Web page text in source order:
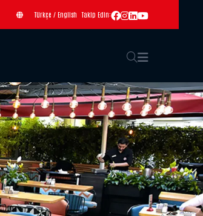
Türkçe / English Takip Edin: